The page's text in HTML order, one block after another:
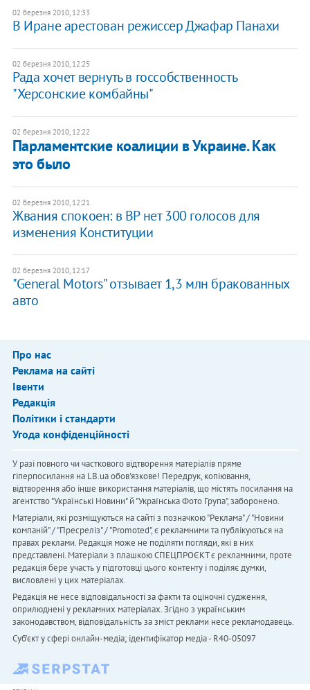
02 березня 2010, 12:33
В Иране арестован режиссер Джафар Панахи
02 березня 2010, 12:25
Рада хочет вернуть в госсобственность
"Херсонские комбайны"
02 березня 2010, 12:22
Парламентские коалиции в Украине. Как
это было
02 березня 2010, 12:21
Жвания спокоен: в ВР нет 300 голосов для
изменения Конституции
02 березня 2010, 12:17
"General Motors" отзывает 1,3 млн бракованных
авто
Про нас
Реклама на сайті
Івенти
Редакція
Політики і стандарти
Угода конфіденційності
У разі повного чи часткового відтворення матеріалів пряме
гіперпосилання на LB.ua обов'язкове! Передрук, копіювання,
відтворення або інше використання матеріалів, що містять посилання на
агентство "Українськi Новини" й "Українська Фото Група", заборонено.
Матеріали, які розміщуються на сайті з позначкою "Реклама" / "Новини
компаній" / "Пресреліз" / "Promoted", є рекламними та публікуються на
правах реклами. Редакція може не поділяти погляди, які в них
представлені. Матеріали з плашкою СПЕЦПРОЄКТ є рекламними, проте
редакція бере участь у підготовці цього контенту і поділяє думки,
висловлені у цих матеріалах.
Редакція не несе відповідальності за факти та оціночні судження,
оприлюднені у рекламних матеріалах. Згідно з українським
законодавством, відповідальність за зміст реклами несе рекламодавець.
Cуб'єкт у сфері онлайн-медіа; ідентифікатор медіа - R40-05097